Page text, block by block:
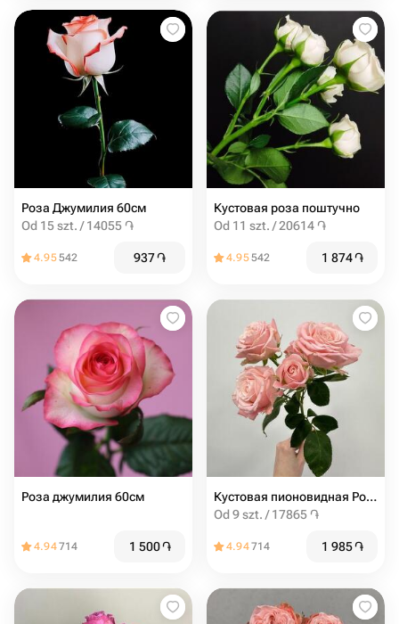
Роза Джумилия 60см
Od 15 szt. / 14055 ֏
4.95542 937֏
Кустовая роза поштучно
Od 11 szt. / 20614 ֏
4.95542 1 874֏
Роза джумилия 60см
4.94714 1 500֏
Кустовая пионовидная Роза мадам бомбастик от 9шт
Od 9 szt. / 17865 ֏
4.94714 1 985֏